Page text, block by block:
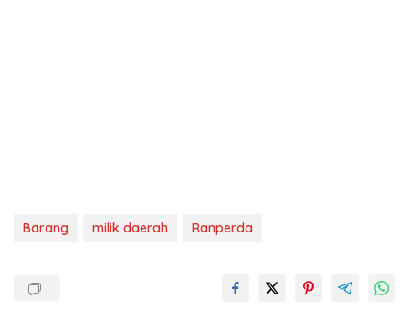
Barang milik daerah Ranperda